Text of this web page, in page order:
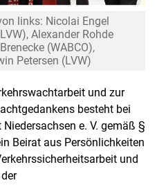
links: Nicolai Engel
Alexander Rohde
(WABCO),
Petersen (LVW)
und zur
besteht bei
e. V. gemäß §
Beirat aus Persönlichkeiten
und